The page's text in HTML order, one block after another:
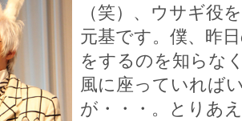
（笑）、ウサギ役
元基です。僕、昨
をするのを知らな
風に座っていれば
が・・・。とりあ